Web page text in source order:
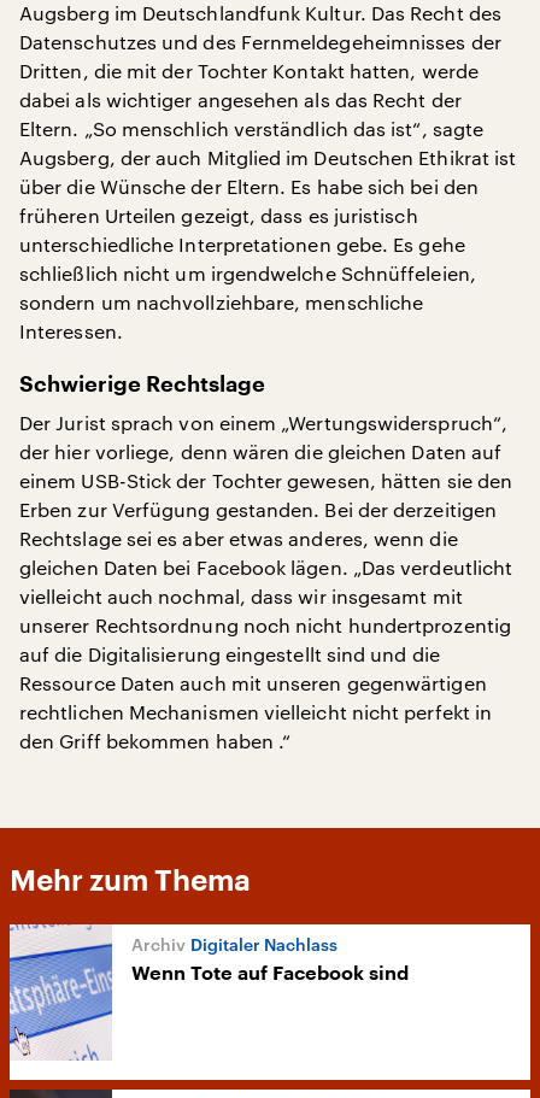
Augsberg im Deutschlandfunk Kultur. Das Recht des
Datenschutzes und des Fernmeldegeheimnisses der
Dritten, die mit der Tochter Kontakt hatten, werde
dabei als wichtiger angesehen als das Recht der
Eltern. „So menschlich verständlich das ist“, sagte
Augsberg, der auch Mitglied im Deutschen Ethikrat ist
über die Wünsche der Eltern. Es habe sich bei den
früheren Urteilen gezeigt, dass es juristisch
unterschiedliche Interpretationen gebe. Es gehe
schließlich nicht um irgendwelche Schnüffeleien,
sondern um nachvollziehbare, menschliche
Interessen.
Schwierige Rechtslage
Der Jurist sprach von einem „Wertungswiderspruch“,
der hier vorliege, denn wären die gleichen Daten auf
einem USB-Stick der Tochter gewesen, hätten sie den
Erben zur Verfügung gestanden. Bei der derzeitigen
Rechtslage sei es aber etwas anderes, wenn die
gleichen Daten bei Facebook lägen. „Das verdeutlicht
vielleicht auch nochmal, dass wir insgesamt mit
unserer Rechtsordnung noch nicht hundertprozentig
auf die Digitalisierung eingestellt sind und die
Ressource Daten auch mit unseren gegenwärtigen
rechtlichen Mechanismen vielleicht nicht perfekt in
den Griff bekommen haben .“
Mehr zum Thema
Digitaler Nachlass
Wenn Tote auf Facebook sind